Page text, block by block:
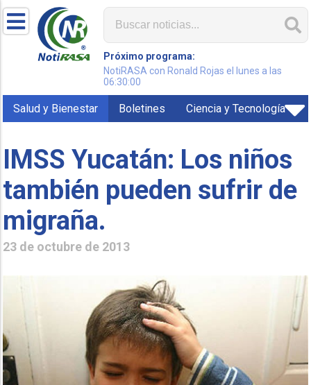
Próximo programa:
NotiRASA con Ronald Rojas el lunes a las
06:30:00
Salud y Bienestar Boletines Ciencia y Tecnología
IMSS Yucatán: Los niños
también pueden sufrir de
migraña.
23 de octubre de 2013